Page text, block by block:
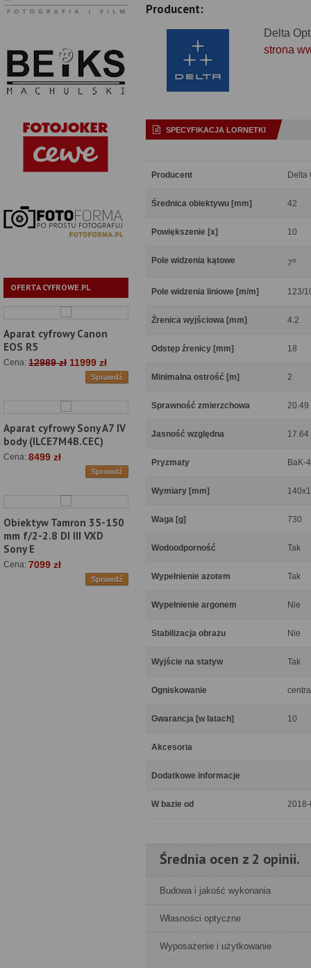
OFERTA CYFROWE.PL
Aparat cyfrowy Canon
EOS R5
Cena: 12989 zł 11999 zł
Sprawdź
Aparat cyfrowy Sony A7 IV
body (ILCE7M4B.CEC)
Cena: 8499 zł
Sprawdź
Obiektyw Tamron 35-150
mm f/2-2.8 DI III VXD
Sony E
Cena: 7099 zł
Sprawdź
Producent:
Delta
strona
SPECYFIKACJA LORNETKI
Producent Delta
Średnica obiektywu [mm] 42
Powiększenie [x] 10
Pole widzenia kątowe 7o
Pole widzenia liniowe [m/m] 123/
Źrenica wyjściowa [mm] 4.2
Odstęp źrenicy [mm] 18
Minimalna ostrość [m] 2
Sprawność zmierzchowa 20.49
Jasność względna 17.64
Pryzmaty BaK-
Wymiary [mm]
Waga [g] 730
Wodoodporność Tak
Wypełnienie azotem Tak
Wypełnienie argonem Nie
Stabilizacja obrazu Nie
Wyjście na statyw Tak
Ogniskowanie
Gwarancja [w latach] 10
Akcesoria
Dodatkowe informacje
W bazie od
Średnia ocen z 2 opinii.
Budowa i jakość wykonania
Własności optyczne
Wyposażenie i użytkowanie